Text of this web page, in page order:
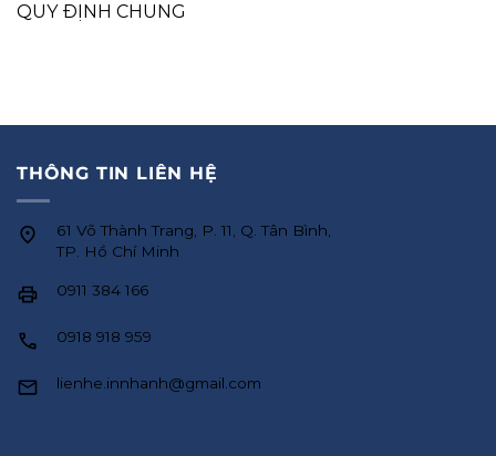
QUY ĐỊNH CHUNG
THÔNG TIN LIÊN HỆ
61 Võ Thành Trang, P. 11, Q. Tân Bình,
TP. Hồ Chí Minh
0911 384 166
0918 918 959
lienhe.innhanh@gmail.com